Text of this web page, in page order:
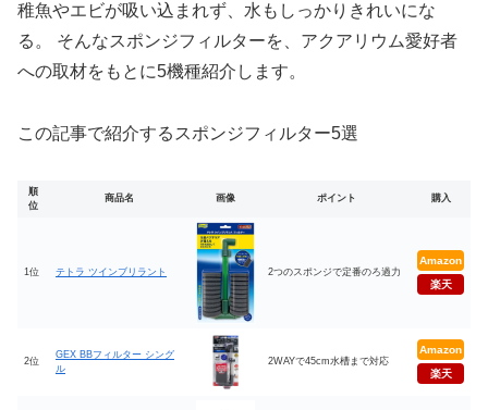
稚魚やエビが吸い込まれず、水もしっかりきれいにな
る。 そんなスポンジフィルターを、アクアリウム愛好者
への取材をもとに5機種紹介します。
この記事で紹介するスポンジフィルター5選
順
位
商品名 画像 ポイント 購入
1位 テトラ ツインブリラント 2つのスポンジで定番のろ過力
Amazon
楽天
2位
GEX BBフィルター シング
ル
2WAYで45cm水槽まで対応
Amazon
楽天